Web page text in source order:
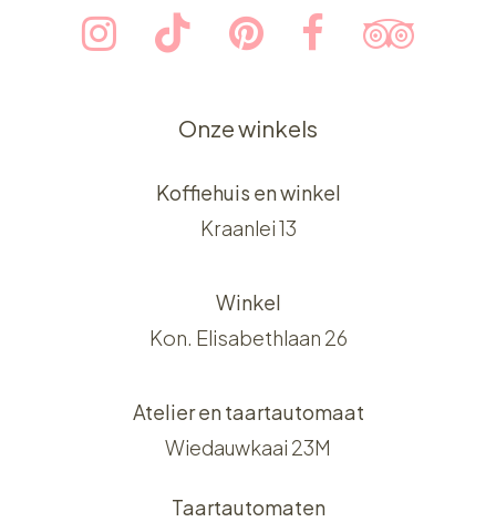
Onze winkels
Koffiehuis en winkel
Kraanlei 13
Winkel
Kon. Elisabethlaan 26
Atelier en taartautomaat
Wiedauwkaai 23M
Taartautomaten